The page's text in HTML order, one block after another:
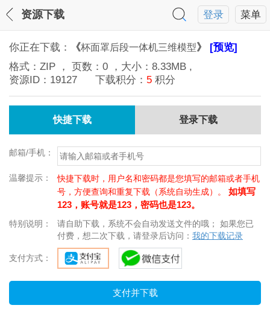
菜单
登录
资源下载
你正在下载： 《杯面罩后段一体机三维模型》 [预览]
格式： ZIP ， 页数： 0 ，大小： 8.33MB ,
资源ID： 19127 下载积分： 5 积分
快捷下载 登录下载
邮箱/手机：
温馨提示：
快捷下载时，用户名和密码都是您填写的邮箱或者手机
号，方便查询和重复下载（系统自动生成）。 如填写
123，账号就是123，密码也是123。
特别说明：
请自助下载，系统不会自动发送文件的哦； 如果您已
付费，想二次下载，请登录后访问： 我的下载记录
支付方式：